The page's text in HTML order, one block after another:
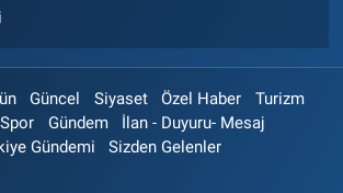
Güncel Siyaset Özel Haber
Turizm
Spor Gündem
İlan - Duyuru- Mesaj
Gündemi
Sizden Gelenler